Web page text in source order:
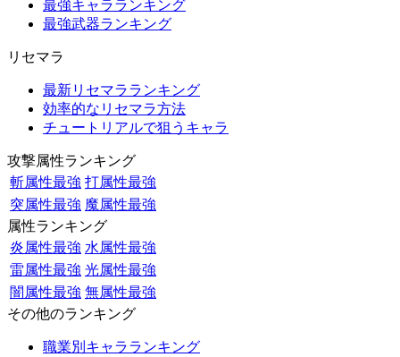
最強キャラランキング
最強武器ランキング
リセマラ
最新リセマラランキング
効率的なリセマラ方法
チュートリアルで狙うキャラ
攻撃属性ランキング
斬属性最強 打属性最強
突属性最強 魔属性最強
属性ランキング
炎属性最強 水属性最強
雷属性最強 光属性最強
闇属性最強 無属性最強
その他のランキング
職業別キャラランキング